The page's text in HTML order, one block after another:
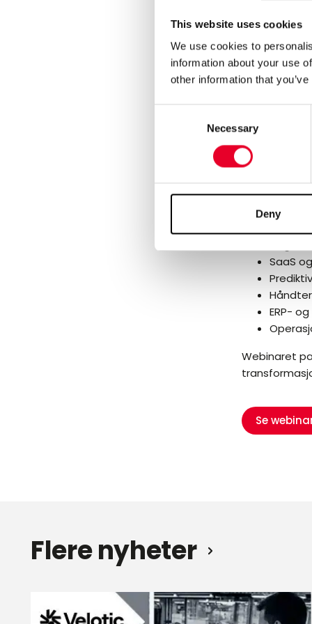
This website uses cookies
We use cookies to
information about your use
other information that
Necessary
Deny
En
Beste
I
temaer:
MES-
Smart
SaaS
ERP-
Webinaret
Se
Flere nyheter